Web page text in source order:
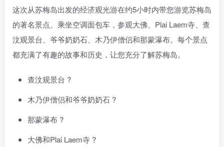
这次从苏梅岛出发的经济观光游在约5小时内带您游览苏梅岛
的著名景点。乘坐空调面包车，参观大佛、Plai Laem寺、查
汶观景台、爷爷奶奶石、木乃伊僧侣和那蒙瀑布。每个景点
都充满了有趣的故事和历史，让您充分了解苏梅岛。
查汶观景台 ?
木乃伊僧侣和爷爷奶奶石 ?
那蒙瀑布 ?
大佛和Plai Laem寺 ?